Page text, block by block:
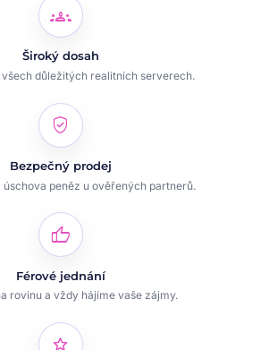
groups
Široký dosah
důležitých realitních serverech.
verified_user
Bezpečný prodej
úschova peněz u ověřených partnerů.
thumb_up
Férové jednání
rovinu a vždy hájíme vaše zájmy.